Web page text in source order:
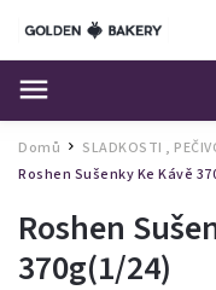
Domů / SLADKOSTI ,
Roshen Sušenky Ke Kávě
Roshen
370g(1/24)